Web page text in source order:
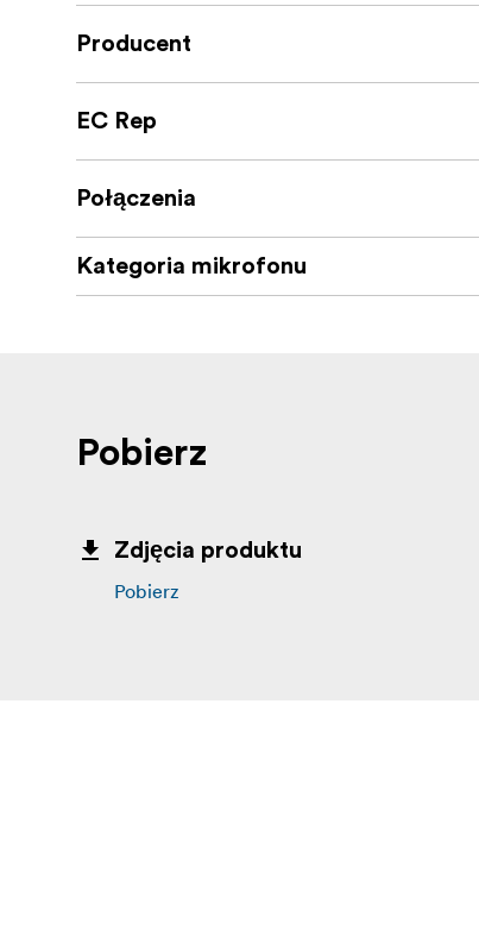
Real-time monitor
Producent
EC Rep
Połączenia
Kategoria mikrofonu
Pobierz
Zdjęcia produktu
Pobierz